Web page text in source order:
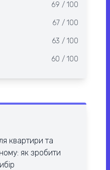
69 / 100
67 / 100
63 / 100
60 / 100
квартири та
як зробити